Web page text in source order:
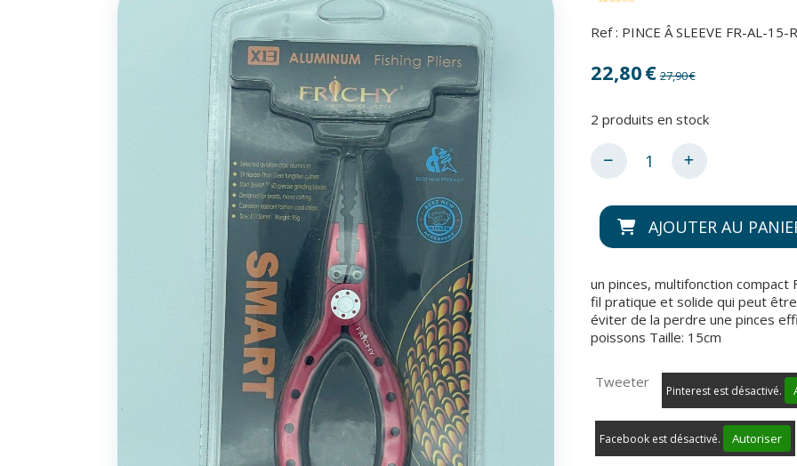
Ref : PINCE Â SLEEVE FR-AL-15-
22,80€ 27,90€
2 produits en stock
AJOUTER AU
un pinces, multifonction compact
fil pratique et solide qui peut
éviter de la perdre une pinces
poissons Taille: 15cm
Tweeter
Pinterest est désactivé.
Facebook est désactivé. Autoriser